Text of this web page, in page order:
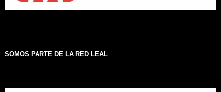
SOMOS PARTE DE LA RED LEAL